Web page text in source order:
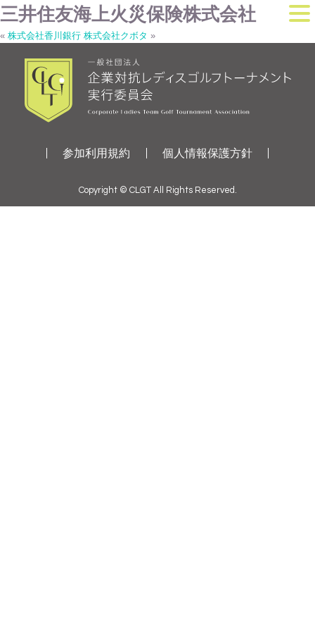
三井住友海上火災保険株式会社
« 株式会社香川銀行 株式会社クボタ »
参加利用規約 個人情報保護方針
Copyright © CLGT All Rights Reserved.